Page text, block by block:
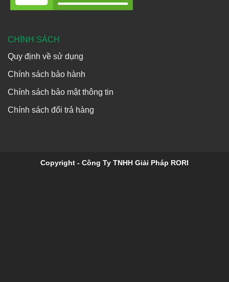
CHÍNH SÁCH
Quy định về sử dụng
Chính sách bảo hành
Chính sách bảo mật thông tin
Chính sách đổi trả hàng
Copyright - Công Ty TNHH Giải Pháp RORI